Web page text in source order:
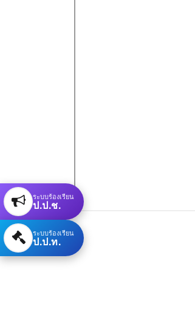
ระบบร้องเรียน
ป.ป.ช.
ระบบร้องเรียน
ป.ป.ท.